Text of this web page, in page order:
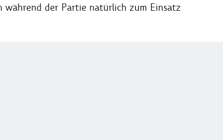
der Partie natürlich zum Einsatz